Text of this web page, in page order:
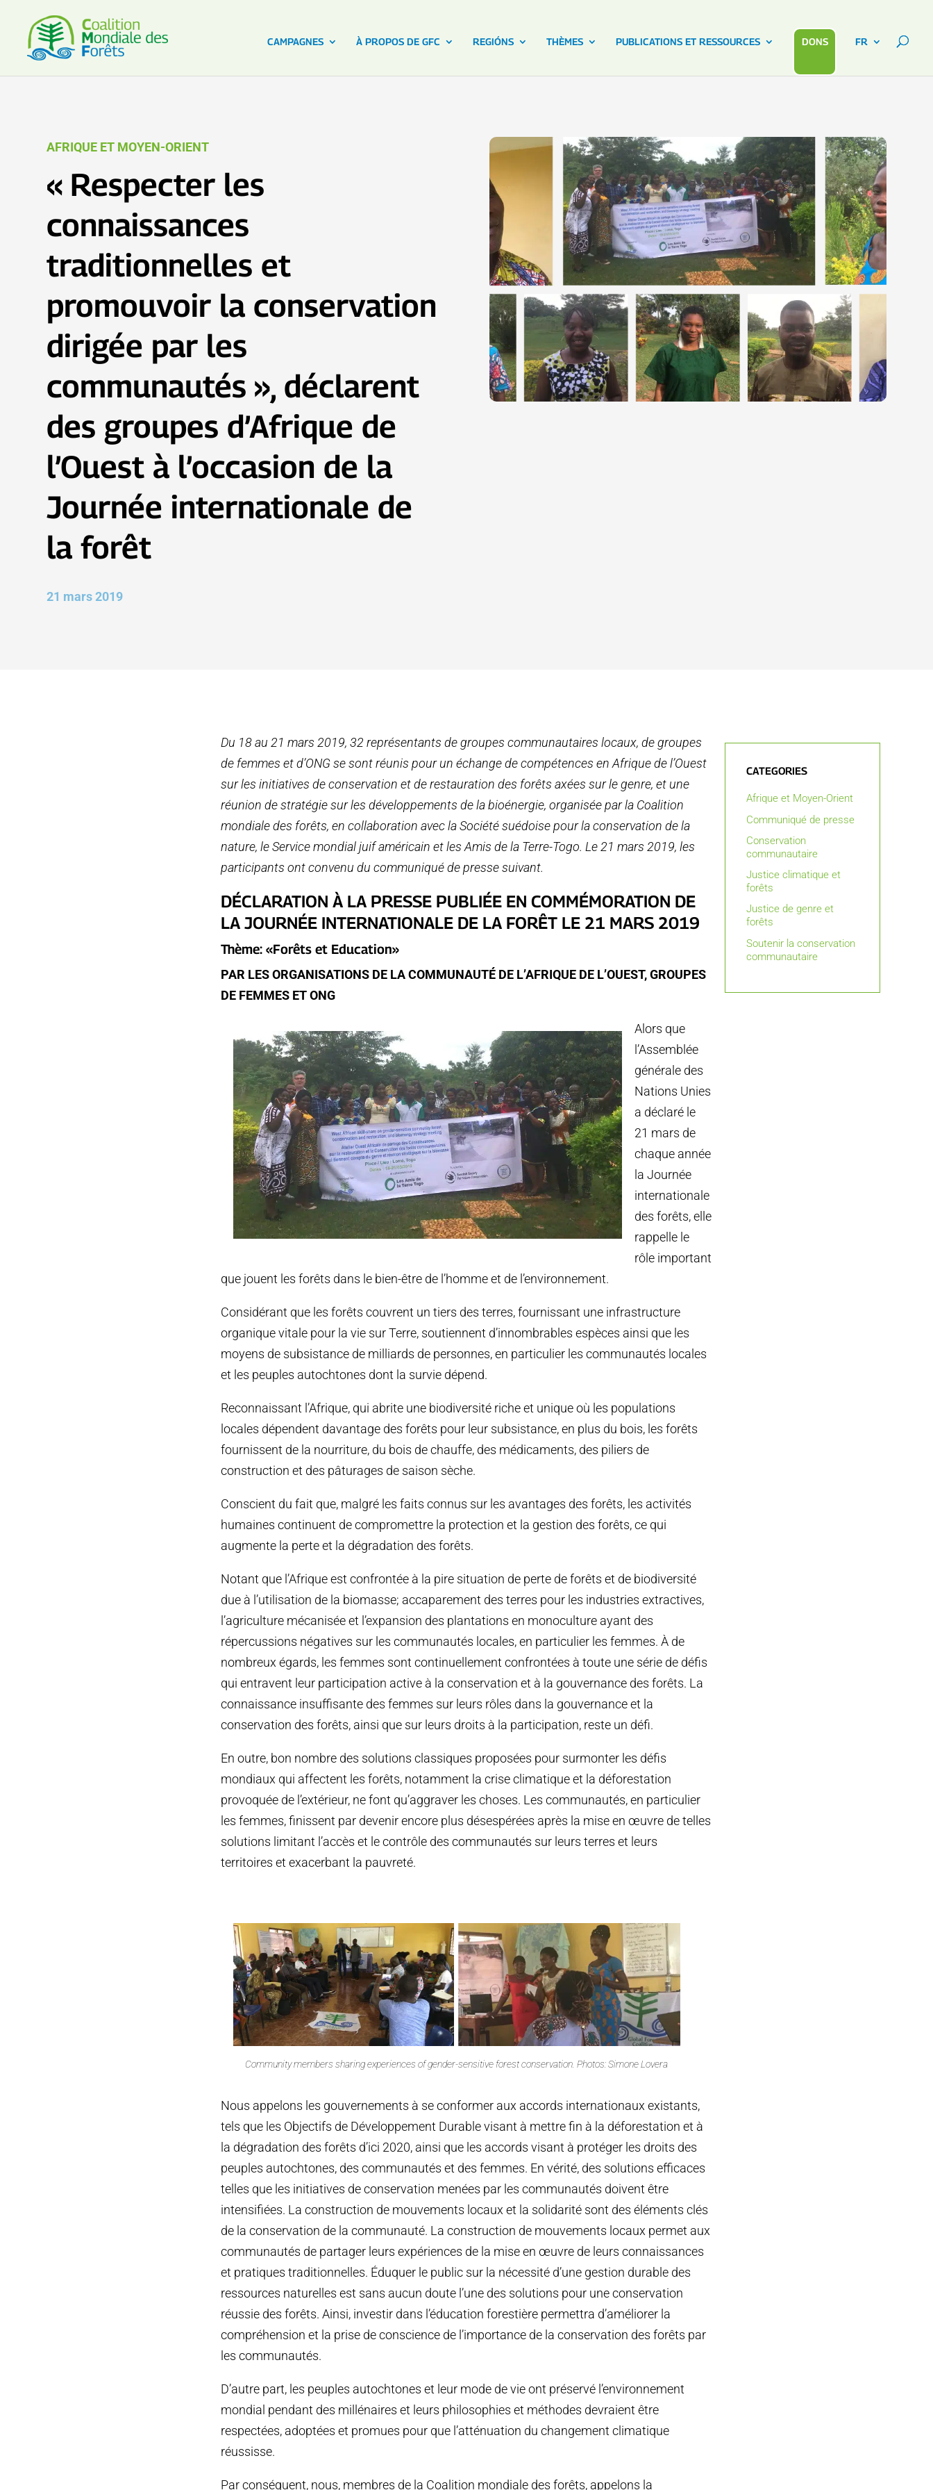
CAMPAGNES À PROPOS DE GFC REGIÓNS THÈMES PUBLICATIONS ET RESSOURCES DONS FR
AFRIQUE ET MOYEN-ORIENT
« Respecter les
connaissances
traditionnelles et
promouvoir la conservation
dirigée par les
communautés », déclarent
des groupes d’Afrique de
l’Ouest à l’occasion de la
Journée internationale de
la forêt
21 mars 2019
Du 18 au 21 mars 2019, 32 représentants de groupes communautaires locaux, de groupes
de femmes et d’ONG se sont réunis pour un échange de compétences en Afrique de l’Ouest
sur les initiatives de conservation et de restauration des forêts axées sur le genre, et une
réunion de stratégie sur les développements de la bioénergie, organisée par la Coalition
mondiale des forêts, en collaboration avec la Société suédoise pour la conservation de la
nature, le Service mondial juif américain et les Amis de la Terre-Togo. Le 21 mars 2019, les
participants ont convenu du communiqué de presse suivant.
DÉCLARATION À LA PRESSE PUBLIÉE EN COMMÉMORATION DE
LA JOURNÉE INTERNATIONALE DE LA FORÊT LE 21 MARS 2019
Thème: «Forêts et Education»
PAR LES ORGANISATIONS DE LA COMMUNAUTÉ DE L’AFRIQUE DE L’OUEST, GROUPES
DE FEMMES ET ONG
Alors que
l’Assemblée
générale des
Nations Unies
a déclaré le
21 mars de
chaque année
la Journée
internationale
des forêts, elle
rappelle le
rôle important
que jouent les forêts dans le bien-être de l’homme et de l’environnement.
Considérant que les forêts couvrent un tiers des terres, fournissant une infrastructure
organique vitale pour la vie sur Terre, soutiennent d’innombrables espèces ainsi que les
moyens de subsistance de milliards de personnes, en particulier les communautés locales
et les peuples autochtones dont la survie dépend.
Reconnaissant l’Afrique, qui abrite une biodiversité riche et unique où les populations
locales dépendent davantage des forêts pour leur subsistance, en plus du bois, les forêts
fournissent de la nourriture, du bois de chauffe, des médicaments, des piliers de
construction et des pâturages de saison sèche.
Conscient du fait que, malgré les faits connus sur les avantages des forêts, les activités
humaines continuent de compromettre la protection et la gestion des forêts, ce qui
augmente la perte et la dégradation des forêts.
Notant que l’Afrique est confrontée à la pire situation de perte de forêts et de biodiversité
due à l’utilisation de la biomasse; accaparement des terres pour les industries extractives,
l’agriculture mécanisée et l’expansion des plantations en monoculture ayant des
répercussions négatives sur les communautés locales, en particulier les femmes. À de
nombreux égards, les femmes sont continuellement confrontées à toute une série de défis
qui entravent leur participation active à la conservation et à la gouvernance des forêts. La
connaissance insuffisante des femmes sur leurs rôles dans la gouvernance et la
conservation des forêts, ainsi que sur leurs droits à la participation, reste un défi.
En outre, bon nombre des solutions classiques proposées pour surmonter les défis
mondiaux qui affectent les forêts, notamment la crise climatique et la déforestation
provoquée de l’extérieur, ne font qu’aggraver les choses. Les communautés, en particulier
les femmes, finissent par devenir encore plus désespérées après la mise en œuvre de telles
solutions limitant l’accès et le contrôle des communautés sur leurs terres et leurs
territoires et exacerbant la pauvreté.
Community members sharing experiences of gender-sensitive forest conservation. Photos: Simone Lovera
Nous appelons les gouvernements à se conformer aux accords internationaux existants,
tels que les Objectifs de Développement Durable visant à mettre fin à la déforestation et à
la dégradation des forêts d’ici 2020, ainsi que les accords visant à protéger les droits des
peuples autochtones, des communautés et des femmes. En vérité, des solutions efficaces
telles que les initiatives de conservation menées par les communautés doivent être
intensifiées. La construction de mouvements locaux et la solidarité sont des éléments clés
de la conservation de la communauté. La construction de mouvements locaux permet aux
communautés de partager leurs expériences de la mise en œuvre de leurs connaissances
et pratiques traditionnelles. Éduquer le public sur la nécessité d’une gestion durable des
ressources naturelles est sans aucun doute l’une des solutions pour une conservation
réussie des forêts. Ainsi, investir dans l’éducation forestière permettra d’améliorer la
compréhension et la prise de conscience de l’importance de la conservation des forêts par
les communautés.
D’autre part, les peuples autochtones et leur mode de vie ont préservé l’environnement
mondial pendant des millénaires et leurs philosophies et méthodes devraient être
respectées, adoptées et promues pour que l’atténuation du changement climatique
réussisse.
Par conséquent, nous, membres de la Coalition mondiale des forêts, appelons la
CATEGORIES
Afrique et Moyen-Orient
Communiqué de presse
Conservation
communautaire
Justice climatique et
forêts
Justice de genre et
forêts
Soutenir la conservation
communautaire